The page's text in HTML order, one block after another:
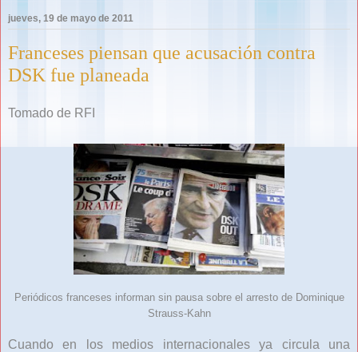
jueves, 19 de mayo de 2011
Franceses piensan que acusación contra
DSK fue planeada
Tomado de RFI
Periódicos franceses informan sin pausa sobre el arresto de Dominique
Strauss-Kahn
Cuando en los medios internacionales ya circula una